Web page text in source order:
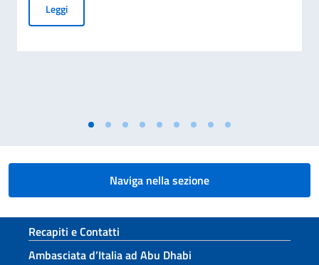
LeggiGiornata nazionale del sacrificio del lavoro italiano nel
Naviga nella sezione
Sezione footer
Recapiti e Contatti
Ambasciata d’Italia ad Abu Dhabi